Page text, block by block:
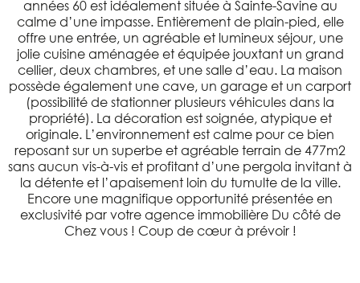
années 60 est idéalement située à Sainte-Savine au
calme d’une impasse. Entièrement de plain-pied, elle
offre une entrée, un agréable et lumineux séjour, une
jolie cuisine aménagée et équipée jouxtant un grand
cellier, deux chambres, et une salle d’eau. La maison
possède également une cave, un garage et un carport
(possibilité de stationner plusieurs véhicules dans la
propriété). La décoration est soignée, atypique et
originale. L’environnement est calme pour ce bien
reposant sur un superbe et agréable terrain de 477m2
sans aucun vis-à-vis et profitant d’une pergola invitant à
la détente et l’apaisement loin du tumulte de la ville.
Encore une magnifique opportunité présentée en
exclusivité par votre agence immobilière Du côté de
Chez vous ! Coup de cœur à prévoir !